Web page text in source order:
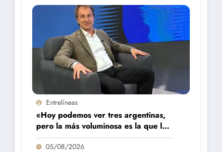
Entrelíneas
«Hoy podemos ver tres argentinas,
pero la más voluminosa es la que la
está pasando mal»
05/08/2026